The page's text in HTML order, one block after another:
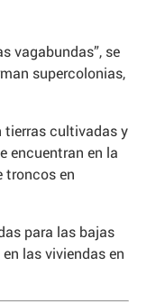
vagabundas”, se
supercolonias,
tierras cultivadas y
encuentran en la
troncos en
para las bajas
las viviendas en